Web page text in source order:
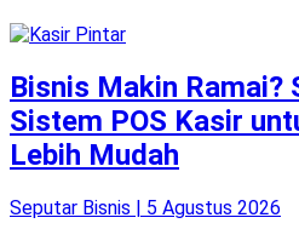
Bisnis Makin Ramai?
Sistem POS Kasir
Lebih Mudah
Seputar Bisnis | 5 Agustus 2026